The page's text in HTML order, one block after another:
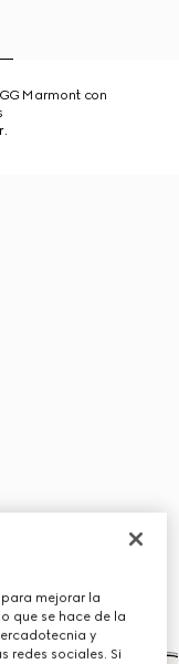
Marmont con
mejorar la
que se hace de la
y
redes sociales. Si